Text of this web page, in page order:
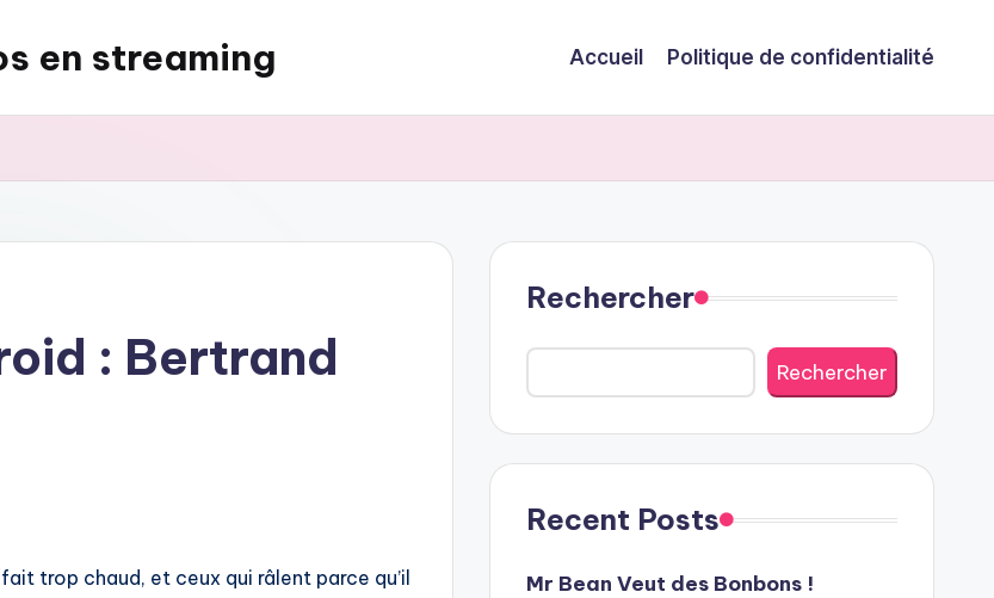
en streaming Accueil Politique de confidentialité
: Bertrand
trop chaud, et ceux qui râlent parce qu’il
Rechercher
Rechercher
Recent Posts
Mr Bean Veut des Bonbons !